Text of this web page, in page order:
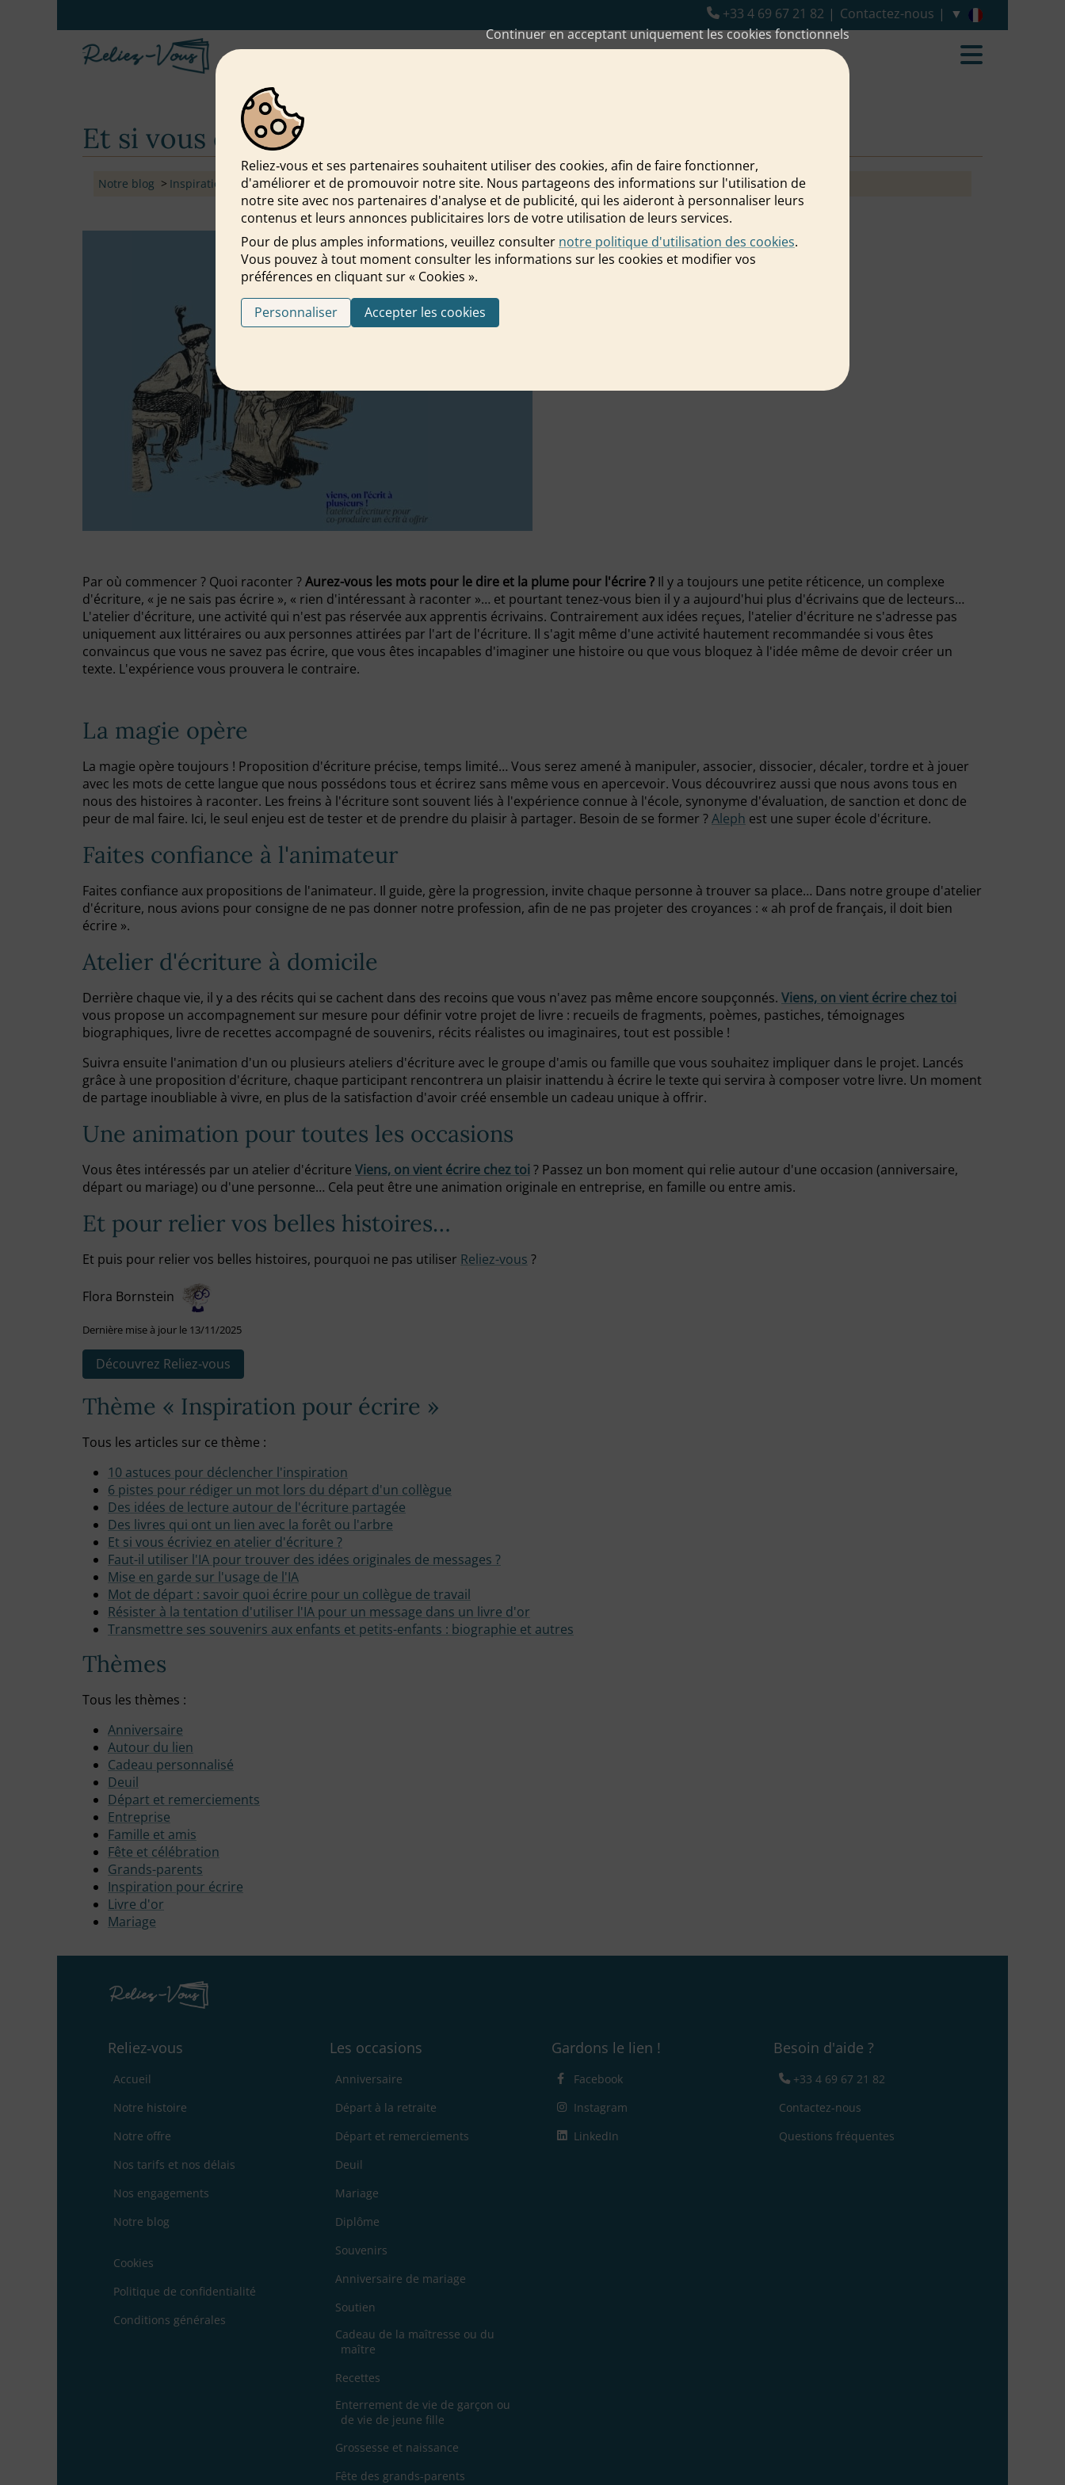
+33 4 69 67 21 82 Contactez-nous
Et si vous écriviez en atelier d'écriture ?
Notre blog Inspiration pour écrire Et si vous écriviez en atelier d'écriture ?
Par où commencer ? Quoi raconter ?Aurez-vous les mots pour le dire et la plume pour l'écrire ? Il y a toujours une petite réticence, un complexe
d'écriture, « je ne sais pas écrire », « rien d'intéressant à raconter »… et pourtant tenez-vous bien il y a aujourd'hui plus d'écrivains que de lecteurs…
L'atelier d'écriture, une activité qui n'est pas réservée aux apprentis écrivains. Contrairement aux idées reçues, l'atelier d'écriture ne s'adresse pas
uniquement aux littéraires ou aux personnes attirées par l'art de l'écriture. Il s'agit même d'une activité hautement recommandée si vous êtes
convaincus que vous ne savez pas écrire, que vous êtes incapables d'imaginer une histoire ou que vous bloquez à l'idée même de devoir créer un
texte. L'expérience vous prouvera le contraire.
La magie opère
La magie opère toujours ! Proposition d'écriture précise, temps limité… Vous serez amené à manipuler, associer, dissocier, décaler, tordre et à jouer
avec les mots de cette langue que nous possédons tous et écrirez sans même vous en apercevoir. Vous découvrirez aussi que nous avons tous en
nous des histoires à raconter. Les freins à l'écriture sont souvent liés à l'expérience connue à l'école, synonyme d'évaluation, de sanction et donc de
peur de mal faire. Ici, le seul enjeu est de tester et de prendre du plaisir à partager. Besoin de se former ?Aleph est une super école d'écriture.
Faites confiance à l'animateur
Faites confiance aux propositions de l'animateur. Il guide, gère la progression, invite chaque personne à trouver sa place… Dans notre groupe d'atelier
d'écriture, nous avions pour consigne de ne pas donner notre profession, afin de ne pas projeter des croyances : « ah prof de français, il doit bien
écrire ».
Atelier d'écriture à domicile
Derrière chaque vie, il y a des récits qui se cachent dans des recoins que vous n'avez pas même encore soupçonnés. Viens, on vient écrire chez toi
vous propose un accompagnement sur mesure pour définir votre projet de livre : recueils de fragments, poèmes, pastiches, témoignages
biographiques, livre de recettes accompagné de souvenirs, récits réalistes ou imaginaires, tout est possible !
Suivra ensuite l'animation d'un ou plusieurs ateliers d'écriture avec le groupe d'amis ou famille que vous souhaitez impliquer dans le projet. Lancés
grâce à une proposition d'écriture, chaque participant rencontrera un plaisir inattendu à écrire le texte qui servira à composer votre livre. Un moment
de partage inoubliable à vivre, en plus de la satisfaction d'avoir créé ensemble un cadeau unique à offrir.
Une animation pour toutes les occasions
Vous êtes intéressés par un atelier d'écriture Viens, on vient écrire chez toi? Passez un bon moment qui relie autour d'une occasion (anniversaire,
départ ou mariage) ou d'une personne… Cela peut être une animation originale en entreprise, en famille ou entre amis.
Et pour relier vos belles histoires…
Et puis pour relier vos belles histoires, pourquoi ne pas utiliser Reliez-vous ?
Flora Bornstein
Dernière mise à jour le 13/11/2025
Découvrez Reliez‑vous
Thème « Inspiration pour écrire »
Tous les articles sur ce thème :
10 astuces pour déclencher l'inspiration
6 pistes pour rédiger un mot lors du départ d'un collègue
Des idées de lecture autour de l'écriture partagée
Des livres qui ont un lien avec la forêt ou l'arbre
Et si vous écriviez en atelier d'écriture ?
Faut-il utiliser l'IA pour trouver des idées originales de messages ?
Mise en garde sur l'usage de l'IA
Mot de départ : savoir quoi écrire pour un collègue de travail
Résister à la tentation d'utiliser l'IA pour un message dans un livre d'or
Transmettre ses souvenirs aux enfants et petits-enfants : biographie et autres
Thèmes
Tous les thèmes :
Anniversaire
Autour du lien
Cadeau personnalisé
Deuil
Départ et remerciements
Entreprise
Famille et amis
Fête et célébration
Grands-parents
Inspiration pour écrire
Livre d'or
Mariage
Reliez‑vous
Accueil
Notre histoire
Notre offre
Nos tarifs et nos délais
Nos engagements
Notre blog
Cookies
Politique de confidentialité
Conditions générales
Les occasions
Anniversaire
Départ à la retraite
Départ et remerciements
Deuil
Mariage
Diplôme
Souvenirs
Anniversaire de mariage
Soutien
Cadeau de la maîtresse ou du
maître
Recettes
Enterrement de vie de garçon ou
de vie de jeune fille
Grossesse et naissance
Fête des grands-parents
Gardons le lien !
Facebook
Instagram
LinkedIn
Besoin d'aide ?
+33 4 69 67 21 82
Contactez-nous
Questions fréquentes
Continuer en acceptant uniquement les cookies fonctionnels
Reliez‑vous et ses partenaires souhaitent utiliser des cookies, afin de faire fonctionner,
d'améliorer et de promouvoir notre site. Nous partageons des informations sur l'utilisation de
notre site avec nos partenaires d'analyse et de publicité, qui les aideront à personnaliser leurs
contenus et leurs annonces publicitaires lors de votre utilisation de leurs services.
Pour de plus amples informations, veuillez consulter notre politique d'utilisation des cookies.
Vous pouvez à tout moment consulter les informations sur les cookies et modifier vos
préférences en cliquant sur « Cookies ».
Personnaliser Accepter les cookies